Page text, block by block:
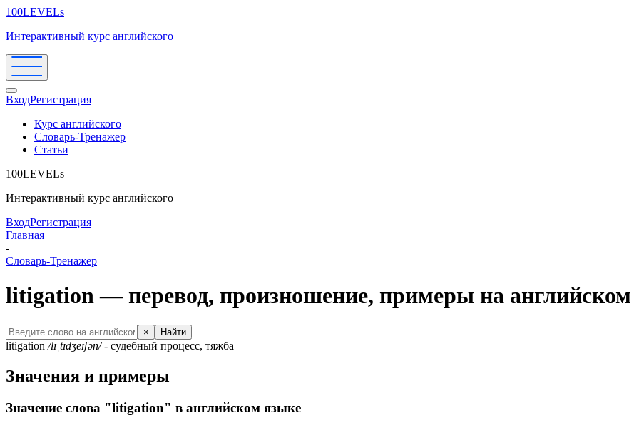
100LEVELs
Интерактивный курс английского
ВходРегистрация
Курс английского
Словарь-Тренажер
Статьи
100LEVELs
Интерактивный курс английского
ВходРегистрация
Главная
-
Словарь-Тренажер
litigation — перевод, произношение, примеры на английском
× Найти
litigation /lɪˌtɪdʒeɪʃən/- судебный процесс, тяжба
Значения и примеры
Значение слова "litigation" в английском языке